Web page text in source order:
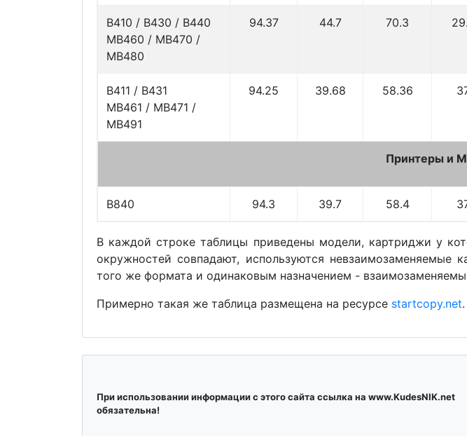
B410 / B430 / B440
MB460 / MB470 /
MB480
94.37 44.7 70.3
B411 / B431
MB461 / MB471 /
MB491
94.25 39.68 58.36
Принтеры и
B840 94.3 39.7 58.4
В каждой строке таблицы приведены модели, картриджи у
окружностей совпадают, используются
того же формата и одинаковым назначением -
Примерно такая же таблица размещена на ресурсе startcopy.net.
При использовании информации с этого сайта ссылка на www.KudesNIK.net
обязательна!